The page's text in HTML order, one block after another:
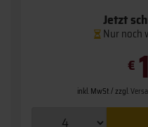
Jetzt
Nur noch
€
inkl. MwSt. / zzgl.